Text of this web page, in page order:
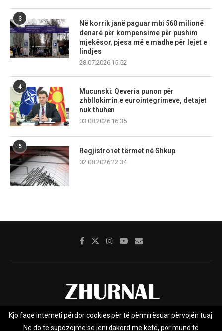
3
Në korrik janë paguar mbi 560 milionë
denarë për kompensime për pushim
mjekësor, pjesa më e madhe për lejet e
lindjes
28.07.2026 15:52
4
Mucunski: Qeveria punon për
zhbllokimin e eurointegrimeve, detajet
nuk thuhen
03.08.2026 16:35
5
Regjistrohet tërmet në Shkup
02.08.2026 22:34
Rreth nesh Impresumi Marketing
Kontakt
Kjo faqe interneti përdor cookies për të përmirësuar përvojën tuaj.
Ne do të supozojmë se jeni dakord me këtë, por mund të